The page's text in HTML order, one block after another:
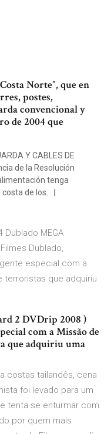
Norte”, que en
postes,
convencional y
de 2004 que
Y CABLES DE
de la Resolución
tenga
de los.
Dublado MEGA
Dublado,
especial com a
terroristas que adquiriu
2 DVDrip 2008 )
com a Missão de
que adquiriu uma
costas tailandês, cena
foi levado para um
tenta se enturmar com
por quem mais